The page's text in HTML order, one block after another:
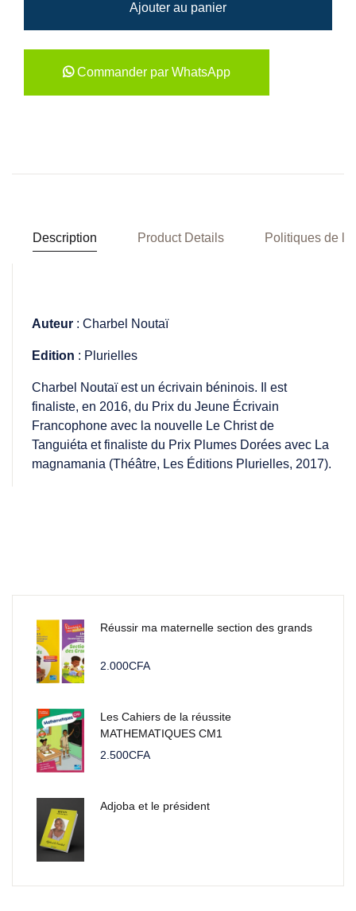
Ajouter au panier
Commander par WhatsApp
Description Product Details Politiques de la
Auteur : Charbel Noutaï
Edition : Plurielles
Charbel Noutaï est un écrivain béninois. Il est
finaliste, en 2016, du Prix du Jeune Écrivain
Francophone avec la nouvelle Le Christ de
Tanguiéta et finaliste du Prix Plumes Dorées avec La
magnamania (Théâtre, Les Éditions Plurielles, 2017).
Réussir ma maternelle section des grands
2.000CFA
Les Cahiers de la réussite
MATHEMATIQUES CM1
2.500CFA
Adjoba et le président